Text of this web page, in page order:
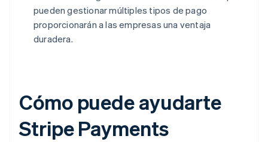
pueden gestionar múltiples tipos de pago
proporcionarán a las empresas una ventaja
duradera.
Cómo puede ayudarte
Stripe Payments